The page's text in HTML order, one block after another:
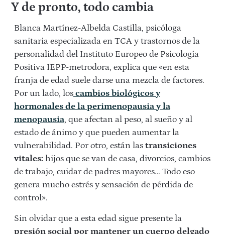
Y de pronto, todo cambia
Blanca Martínez-Albelda Castilla, psicóloga
sanitaria especializada en TCA y trastornos de la
personalidad del Instituto Europeo de Psicología
Positiva IEPP-metrodora, explica que «en esta
franja de edad suele darse una mezcla de factores.
Por un lado, los cambios biológicos y
hormonales de la perimenopausia y la
menopausia, que afectan al peso, al sueño y al
estado de ánimo y que pueden aumentar la
vulnerabilidad. Por otro, están las transiciones
vitales: hijos que se van de casa, divorcios, cambios
de trabajo, cuidar de padres mayores… Todo eso
genera mucho estrés y sensación de pérdida de
control».
Sin olvidar que a esta edad sigue presente la
presión social por mantener un cuerpo delgado